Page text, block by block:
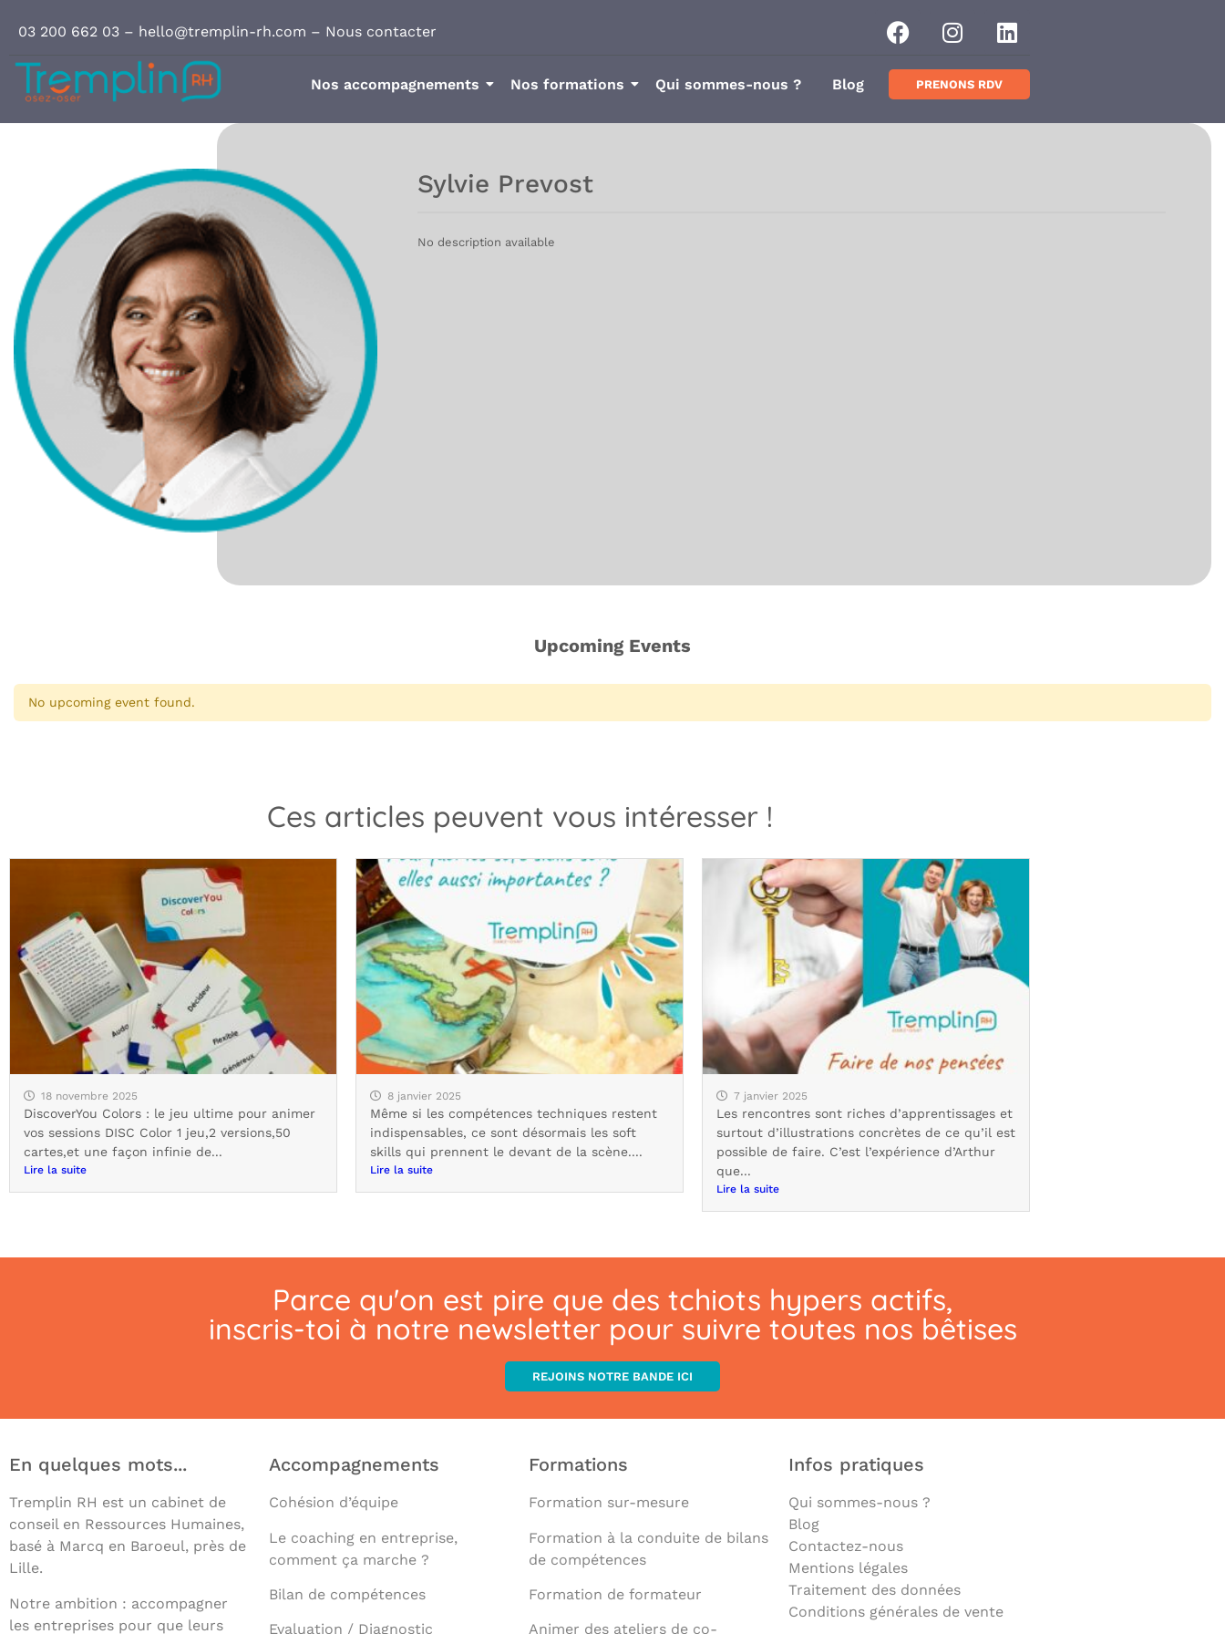
03 200 662 03 – hello@tremplin-rh.com – Nous contacter
Nos accompagnements Nos formations Qui sommes-nous ? Blog PRENONS RDV
Sylvie Prevost
No description available
Upcoming Events
No upcoming event found.
Ces articles peuvent vous intéresser !
18 novembre 2025
DiscoverYou Colors : le jeu ultime pour animer
vos sessions DISC Color 1 jeu,2 versions,50
cartes,et une façon infinie de...
Lire la suite
8 janvier 2025
Même si les compétences techniques restent
indispensables, ce sont désormais les soft
skills qui prennent le devant de la scène....
Lire la suite
7 janvier 2025
Les rencontres sont riches d’apprentissages et
surtout d’illustrations concrètes de ce qu’il est
possible de faire. C’est l’expérience d’Arthur
que...
Lire la suite
Parce qu'on est pire que des tchiots hypers actifs,
inscris-toi à notre newsletter pour suivre toutes nos bêtises
REJOINS NOTRE BANDE ICI
En quelques mots...
Tremplin RH est un cabinet de
conseil en Ressources Humaines,
basé à Marcq en Baroeul, près de
Lille.
Notre ambition : accompagner
les entreprises pour que leurs
Accompagnements
Cohésion d’équipe
Le coaching en entreprise,
comment ça marche ?
Bilan de compétences
Evaluation / Diagnostic
Formations
Formation sur-mesure
Formation à la conduite de bilans
de compétences
Formation de formateur
Animer des ateliers de co-
Infos pratiques
Qui sommes-nous ?
Blog
Contactez-nous
Mentions légales
Traitement des données
Conditions générales de vente